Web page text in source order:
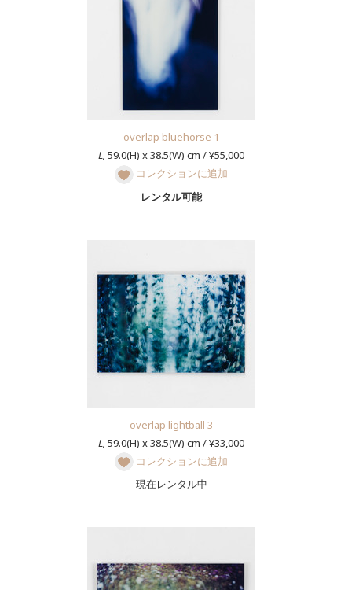
overlap bluehorse 1
L, 59.0(H) x 38.5(W) cm / ¥55,000
コレクションに追加
レンタル可能
overlap lightball 3
L, 59.0(H) x 38.5(W) cm / ¥33,000
コレクションに追加
現在レンタル中